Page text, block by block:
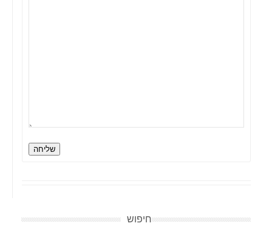
שליחה
חיפוש